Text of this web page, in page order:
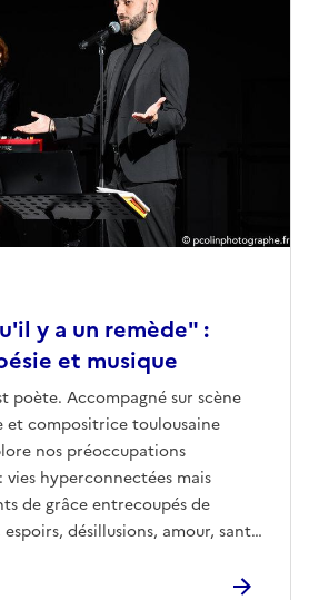
aujourd’hui installée
véritables œuvres d’art en
Ils se déploient dans l’espace
composées de peintures, de
photographies et d’objets, à la
ou de mises en scène d’un
dernières années,
plusieurs autrices pour
de livres d’artiste centrés sur
toulouse.fr
y a un remède" :
et musique
poète. Accompagné sur scène
et compositrice toulousaine
nos préoccupations
hyperconnectées mais
de grâce entrecoupés de
désillusions, amour, santé
notre rapport à l’humain.À